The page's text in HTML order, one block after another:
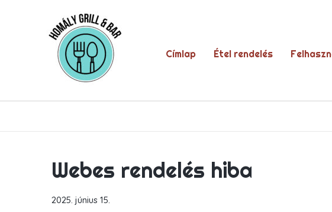
Címlap Étel rendelés
Webes rendelés hiba
2025. június 15.